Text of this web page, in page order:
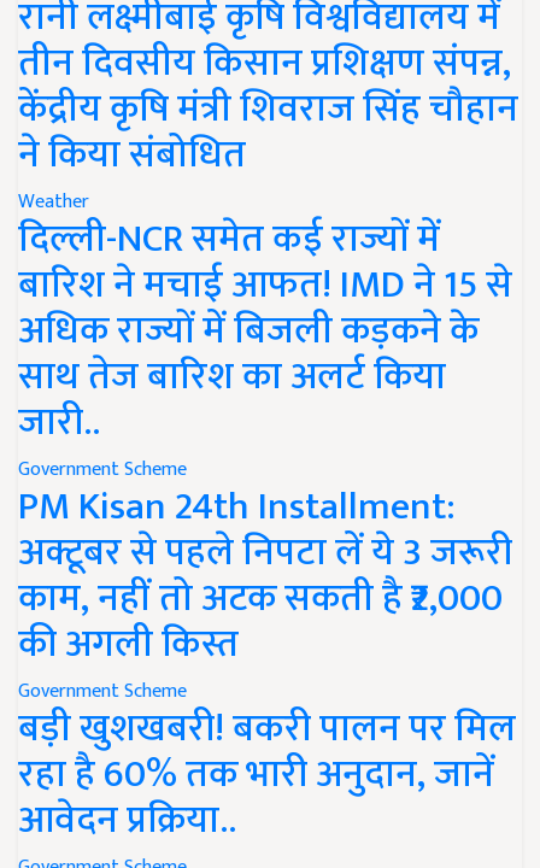
रानी लक्ष्मीबाई कृषि विश्वविद्यालय में
तीन दिवसीय किसान प्रशिक्षण संपन्न,
केंद्रीय कृषि मंत्री शिवराज सिंह चौहान
ने किया संबोधित
Weather
दिल्ली-NCR समेत कई राज्यों में
बारिश ने मचाई आफत! IMD ने 15 से
अधिक राज्यों में बिजली कड़कने के
साथ तेज बारिश का अलर्ट किया
जारी..
Government Scheme
PM Kisan 24th Installment:
अक्टूबर से पहले निपटा लें ये 3 जरूरी
काम, नहीं तो अटक सकती है ₹2,000
की अगली किस्त
Government Scheme
बड़ी खुशखबरी! बकरी पालन पर मिल
रहा है 60% तक भारी अनुदान, जानें
आवेदन प्रक्रिया..